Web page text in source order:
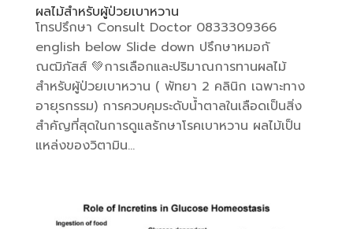
ผลไม้สำหรับผู้ป่วยเบาหวาน
โทรปรึกษา Consult Doctor 0833309366
english below Slide down ปรึกษาหมอกั
ณฒิภัสส์ 💚การเลือกและปริมาณการทานผลไม้
สำหรับผู้ป่วยเบาหวาน ( พัทยา 2 คลินิก เฉพาะทาง
อายุรกรรม) การควบคุมระดับน้ำตาลในเลือดเป็นสิ่ง
สำคัญที่สุดในการดูแลรักษาโรคเบาหวาน ผลไม้เป็น
แหล่งของวิตามิน...